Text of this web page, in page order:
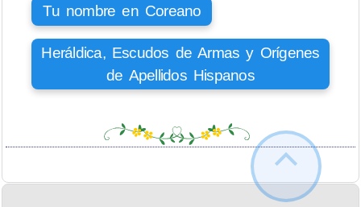
Tu nombre en Coreano
Heráldica, Escudos de Armas y Orígenes
de Apellidos Hispanos